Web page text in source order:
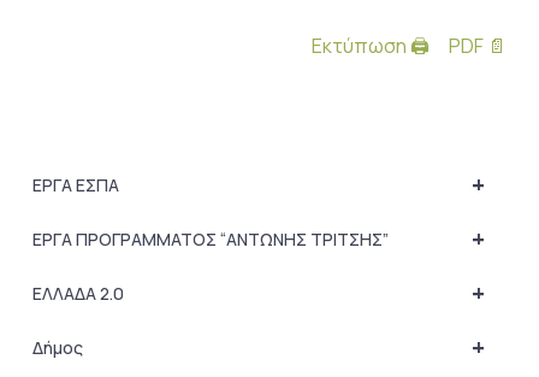
Εκτύπωση 🖨 PDF 📄
+
ΕΡΓΑ ΕΣΠΑ
+
ΕΡΓΑ ΠΡΟΓΡΑΜΜΑΤΟΣ “ΑΝΤΩΝΗΣ ΤΡΙΤΣΗΣ”
+
ΕΛΛΑΔΑ 2.0
+
Δήμος